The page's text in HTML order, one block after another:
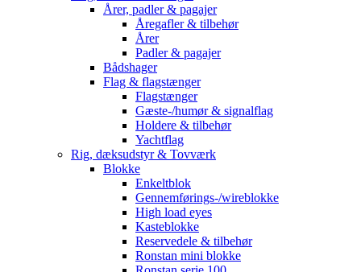
Årer, padler & pagajer
Åregafler & tilbehør
Årer
Padler & pagajer
Bådshager
Flag & flagstænger
Flagstænger
Gæste-/humør & signalflag
Holdere & tilbehør
Yachtflag
Rig, dæksudstyr & Tovværk
Blokke
Enkeltblok
Gennemførings-/wireblokke
High load eyes
Kasteblokke
Reservedele & tilbehør
Ronstan mini blokke